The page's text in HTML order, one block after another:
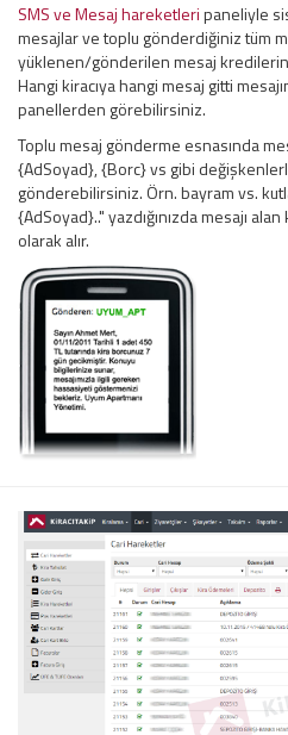
SMS ve Mesaj hareketleripaneliyle
mesajlar ve toplu gönderdiğiniz tüm
yüklenen/gönderilen mesaj
Hangi kiracıya hangi mesaj gitti
panellerden görebilirsiniz.
Toplu mesaj gönderme esnasında
{AdSoyad}, {Borc} vs gibi
gönderebilirsiniz. Örn. bayram vs.
{AdSoyad}.." yazdığınızda mesajı
olarak alır.